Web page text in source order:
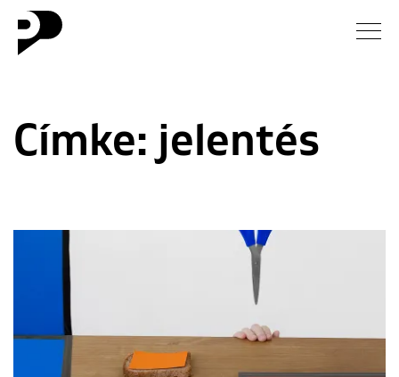
Galéria
Esszé
Címke: jelentés